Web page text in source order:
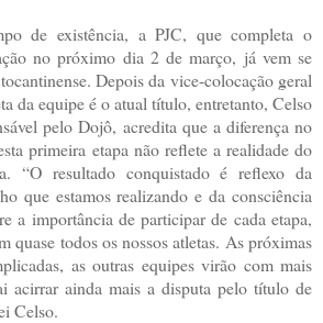
de existência, a PJC, que completa o
no próximo dia 2 de março, já vem se
Depois da vice-colocação geral
da equipe é o atual título, entretanto, Celso
pelo Dojô, acredita que a diferença no
primeira etapa não reflete a realidade do
“O resultado conquistado é reflexo da
que estamos realizando e da consciência
a importância de participar de cada etapa,
quase todos os nossos atletas. As próximas
as outras equipes virão com mais
acirrar ainda mais a disputa pelo título de
Celso.